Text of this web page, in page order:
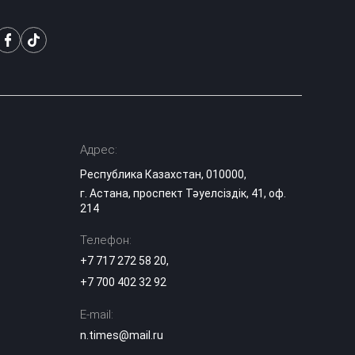
Юные
19:15
«Казахмыс» начал
Казахстана
Адрес:
Республика Казахстан, 010000,
г. Астана, проспект Тәуелсіздік, 41, оф.
214
Телефон:
+7 717 272 58 20,
+7 700 402 32 92
E-mail:
n.times@mail.ru